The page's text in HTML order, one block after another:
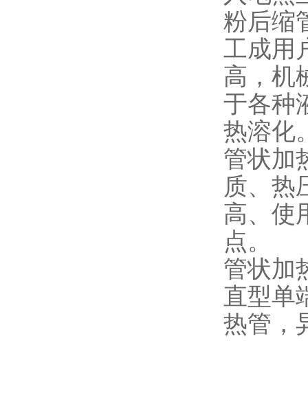
粉后缩
工成用
高，机
于各种
热溶化
管状加
质、热
高、使
点。
管状加
直型单
热管，